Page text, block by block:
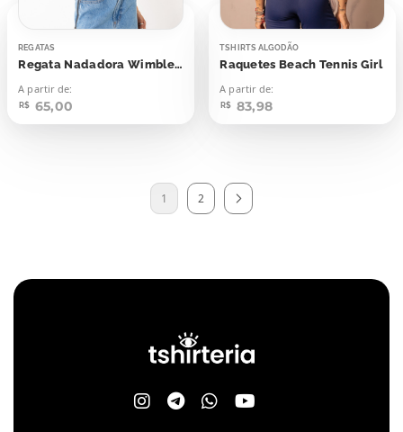
REGATAS
Regata Nadadora Wimbledon Tennis League
A partir de:
R$ 65,00
TSHIRTS ALGODÃO
Raquetes Beach Tennis Girl
A partir de:
R$ 83,98
1 2